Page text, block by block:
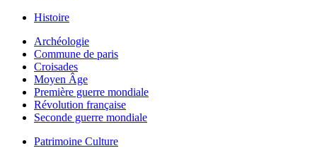
Histoire
Archéologie
Commune de paris
Croisades
Moyen Âge
Première guerre mondiale
Révolution française
Seconde guerre mondiale
Patrimoine Culture